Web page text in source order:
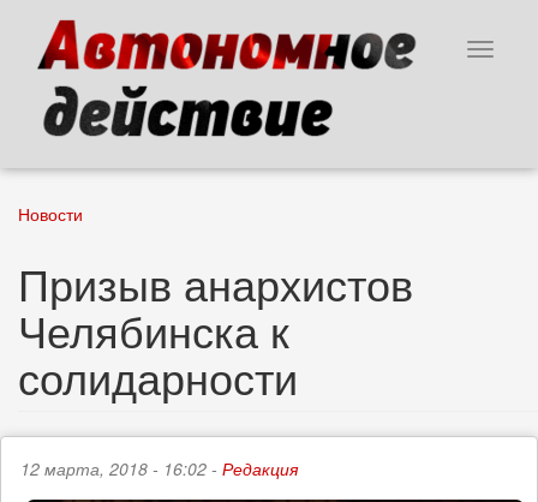
основному
содержанию
Toggle
Новости
Призыв анархистов
Челябинска к
солидарности
12 марта, 2018 - 16:02 - Редакция